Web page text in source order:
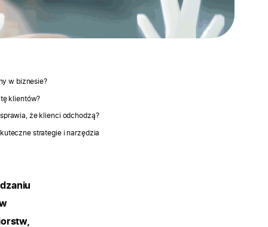
w biznesie?
klientów?
że klienci odchodzą?
strategie i narzędzia